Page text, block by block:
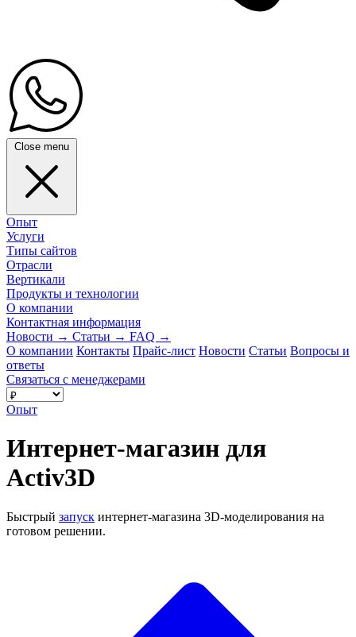
Close menu
Опыт
Услуги
Типы сайтов
Отрасли
Вертикали
Продукты и технологии
О компании
Контактная информация
Новости → Статьи → FAQ →
О компании Контакты Прайс-лист Новости Статьи Вопросы и
ответы
Связаться с менеджерами
Опыт
Интернет-магазин для
Activ3D
Быстрый запуск интернет-магазина 3D-моделирования на
готовом решении.